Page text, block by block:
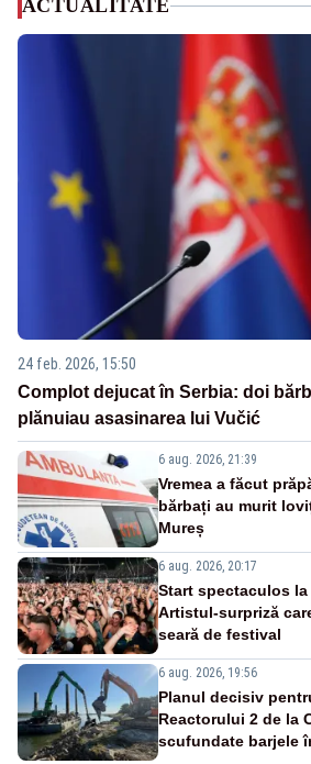
ACTUALITATE
24 feb. 2026, 15:50
Complot dejucat în Serbia: doi
plănuiau asasinarea lui Vučić
6 aug. 2026, 21:39
Vremea a făcut
bărbați au murit
Mureș
6 aug. 2026, 20:17
Start spectaculos la
Artistul-surpriză
seară de festival
6 aug. 2026, 19:56
Planul decisiv
Reactorului 2 de la
scufundate barjele